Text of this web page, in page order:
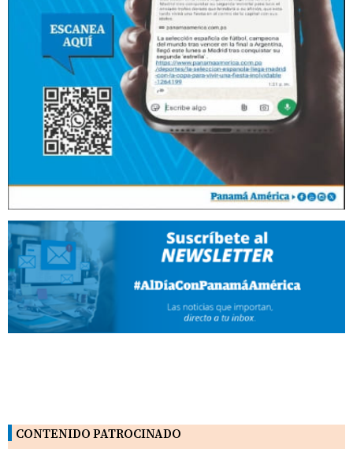
CONTENIDO PATROCINADO